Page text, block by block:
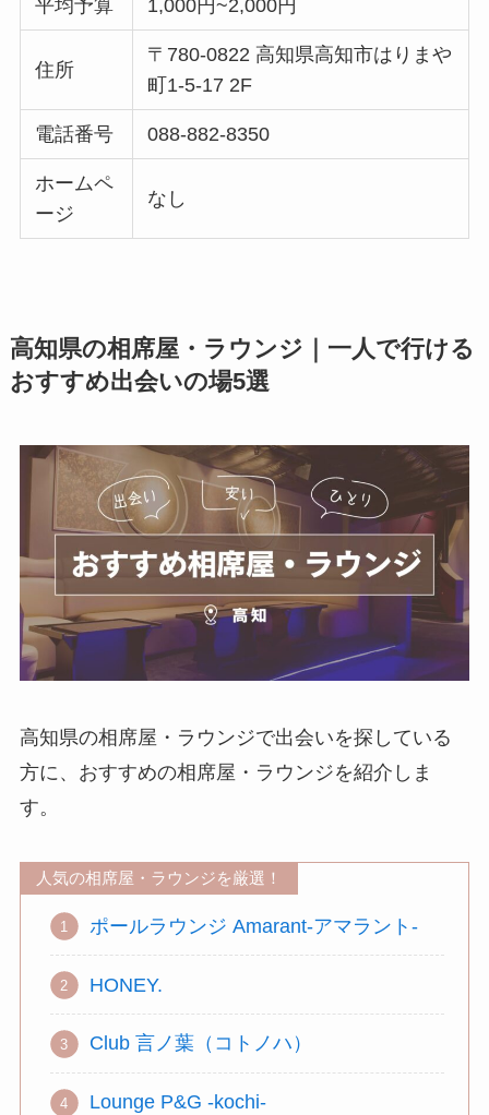
平均予算 1,000円~2,000円
住所
〒780-0822 高知県高知市はりまや
町1-5-17 2F
電話番号 088-882-8350
ホームペ
ージ
なし
高知県の相席屋・ラウンジ｜一人で行ける
おすすめ出会いの場5選
高知県の相席屋・ラウンジで出会いを探している
方に、おすすめの相席屋・ラウンジを紹介しま
す。
人気の相席屋・ラウンジを厳選！
ポールラウンジ Amarant-アマラント-
HONEY.
Club 言ノ葉（コトノハ）
Lounge P&G -kochi-